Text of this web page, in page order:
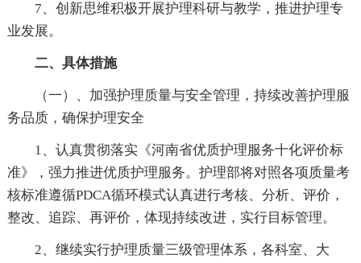
7、创新思维积极开展护理科研与教学，推进护理专
业发展。
二、具体措施
（一）、加强护理质量与安全管理，持续改善护理服
务品质，确保护理安全
1、认真贯彻落实《河南省优质护理服务十化评价标
准》，强力推进优质护理服务。护理部将对照各项质量考
核标准遵循PDCA循环模式认真进行考核、分析、评价，
整改、追踪、再评价，体现持续改进，实行目标管理。
2、继续实行护理质量三级管理体系，各科室、大